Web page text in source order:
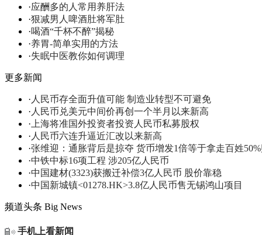
·应酬多的人常用养肝法
·狠减男人啤酒肚将军肚
·喝酒“千杯不醉”揭秘
·养胃-简单实用的方法
·失眠中医教你如何调理
更多新闻
· 人民币存全面升值可能 制造业转型不可避免
· 人民币兑美元中间价再创一个半月以来新高
· 上海将准国外投资者投资人民币私募股权
· 人民币六连升逼近汇改以来新高
·张维迎：通胀背后是掠夺 货币增发1倍等于拿走百姓
·中铁中标16项工程 涉205亿人民币
·中国建材(3323)获搬迁补偿3亿人民币 股价靠稳
·中国新城镇<01278.HK>3.8亿人民币售无锡鸿山项目
频道头条 Big News
手机上看新闻